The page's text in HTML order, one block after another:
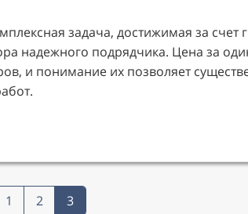
задача, достижимая за счет
надежного подрядчика. Цена за
и понимание их позволяет
1 2 3